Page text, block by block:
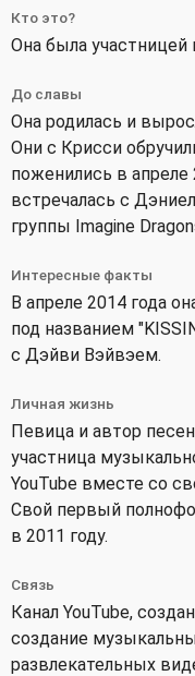
Кто это?
Она была участницей
До славы
Она родилась и
Они с Крисси
поженились в
встречалась с
группы Imagine
Интересные факты
В апреле 2014 года
под названием
с Дэйви Вэйвэем.
Личная жизнь
Певица и автор
участница
YouTube вместе со
Свой первый
в 2011 году.
Связь
Канал YouTube,
создание
развлекательных